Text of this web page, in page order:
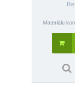
Materiālu